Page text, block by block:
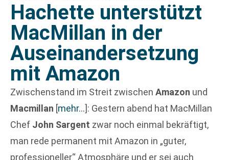
Hachette unterstützt
MacMillan in der
Auseinandersetzung
mit Amazon
Zwischenstand im Streit zwischen Amazon und
Macmillan [mehr…]: Gestern abend hat MacMillan
Chef John Sargent zwar noch einmal bekräftigt,
man rede permanent mit Amazon in „guter,
professioneller“ Atmosphäre und er sei auch